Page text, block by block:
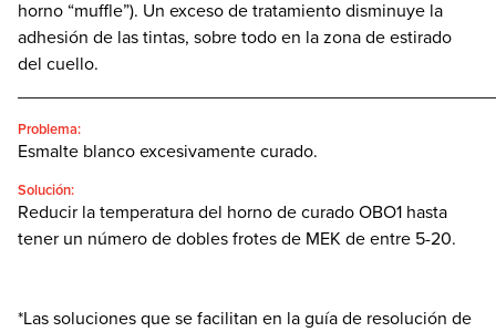
horno “muffle”). Un exceso de tratamiento disminuye la
adhesión de las tintas, sobre todo en la zona de estirado
del cuello.
Problema:
Esmalte blanco excesivamente curado.
Solución:
Reducir la temperatura del horno de curado OBO1 hasta
tener un número de dobles frotes de MEK de entre 5-20.
*Las soluciones que se facilitan en la guía de resolución de